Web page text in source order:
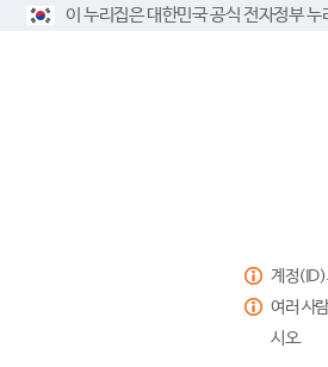
이 누리집은 대한민국 공식 전자정부 누
계정(ID)
여러 사
시오.